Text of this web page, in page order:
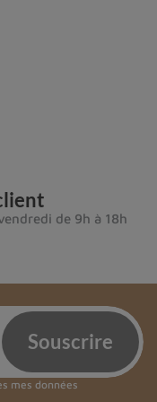
de 9h à 18h
mes données